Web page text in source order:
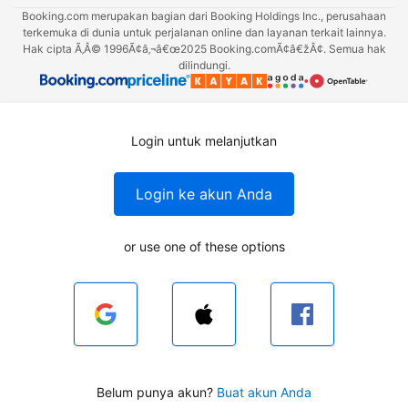
Booking.com merupakan bagian dari Booking Holdings Inc., perusahaan
terkemuka di dunia untuk perjalanan online dan layanan terkait lainnya.
Hak cipta Ã‚Â© 1996Ã¢â‚¬â€œ2025 Booking.comÃ¢â€žÂ¢. Semua hak
dilindungi.
Login untuk melanjutkan
Login ke akun Anda
or use one of these options
Belum punya akun? Buat akun Anda